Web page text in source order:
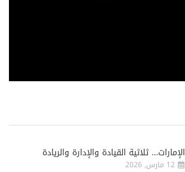
الإمارات… ثلاثية القيادة والإدارة والريادة
12 مارس, 2026